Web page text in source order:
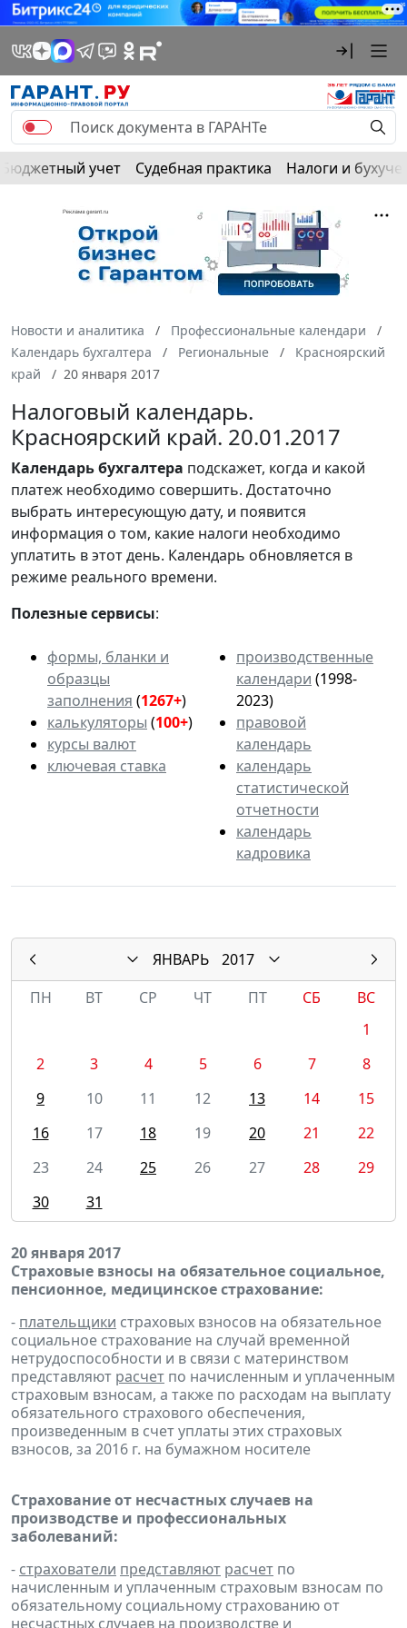
Бюджетный учет Судебная практика Налоги и
Новости и аналитика
Профессиональные календари
Календарь бухгалтера
Региональные
Красноярский
край
20 января 2017
Налоговый календарь.
Красноярский край. 20.01.2017
Календарьбухгалтера подскажет, когда и какой
платеж необходимо совершить. Достаточно
выбрать интересующую дату, и появится
информация о том, какие налоги необходимо
уплатить в этот день. Календарь обновляется в
режиме реального времени.
Полезные сервисы:
формы, бланки и
образцы
заполнения (1267+)
калькуляторы (100+)
курсы валют
ключевая ставка
производственные
календари (1998-
2023)
правовой
календарь
календарь
статистической
отчетности
календарь
кадровика
ЯНВАРЬ
2017
ПН
ВТ СР ЧТ ПТ СБ
ВС
1
2
3 4 5 6 7
8
9
10 11 12 13 14
15
16
17 18 19 20 21
22
23
24 25 26 27 28
29
30
31
20 января 2017
Страховые взносы на обязательное социальное,
пенсионное, медицинское страхование:
- плательщики страховых взносов на обязательное
социальное страхование на случай временной
нетрудоспособности и в связи с материнством
представляют расчет по начисленным и уплаченным
страховым взносам, а также по расходам на выплату
обязательного страхового обеспечения,
произведенным в счет уплаты этих страховых
взносов, за 2016 г. на бумажном носителе
Страхование от несчастных случаев на
производстве и профессиональных
заболеваний:
- страхователи представляют расчет по
начисленным и уплаченным страховым взносам по
обязательному социальному страхованию от
несчастных случаев на производстве и